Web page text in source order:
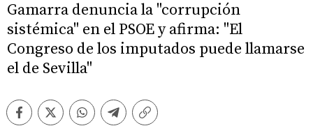
Gamarra denuncia la "corrupción
sistémica" en el PSOE y afirma: "El
Congreso de los imputados puede llamarse
el de Sevilla"
FacebookTwitterWhatsappTelegramCopiar